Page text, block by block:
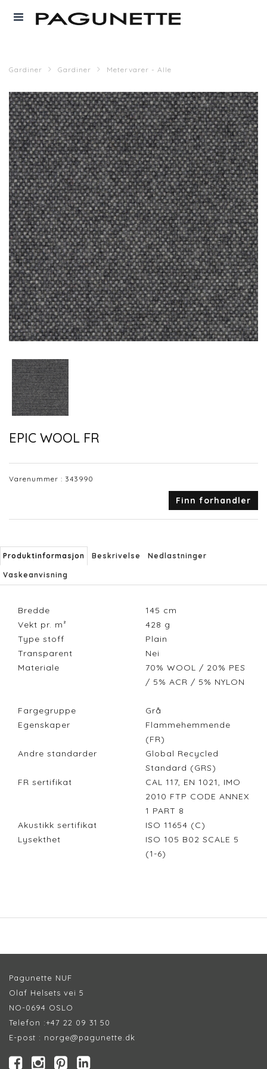
Gardiner Gardiner Metervarer - Alle
EPIC WOOL FR
Varenummer : 343990
Finn forhandler
Produktinformasjon Beskrivelse Nedlastninger
Vaskeanvisning
Bredde 145 cm
Vekt pr. m²
428 g
Type stoff
Plain
Transparent
Nei
Materiale
70% WOOL / 20% PES
/ 5% ACR / 5% NYLON
Fargegruppe
Grå
Egenskaper
Flammehemmende
(FR)
Andre standarder
Global Recycled
Standard (GRS)
FR sertifikat
CAL 117, EN 1021, IMO
2010 FTP CODE ANNEX
1 PART 8
Akustikk sertifikat
ISO 11654 (C)
Lysekthet
ISO 105 B02 SCALE 5
(1-6)
Pagunette NUF
Olaf Helsets vei 5
NO-0694 OSLO
Telefon :+47 22 09 31 50
E-post : norge@pagunette.dk